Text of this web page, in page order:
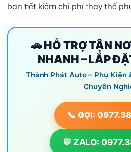
bạn tiết kiệm chi phí thay thế
🚗 HỖ TRỢ TẬN
NHANH – LẮP
Thành Phát Auto – Phụ Kiện
Chuyên
📞 GỌI:
💬 ZALO: